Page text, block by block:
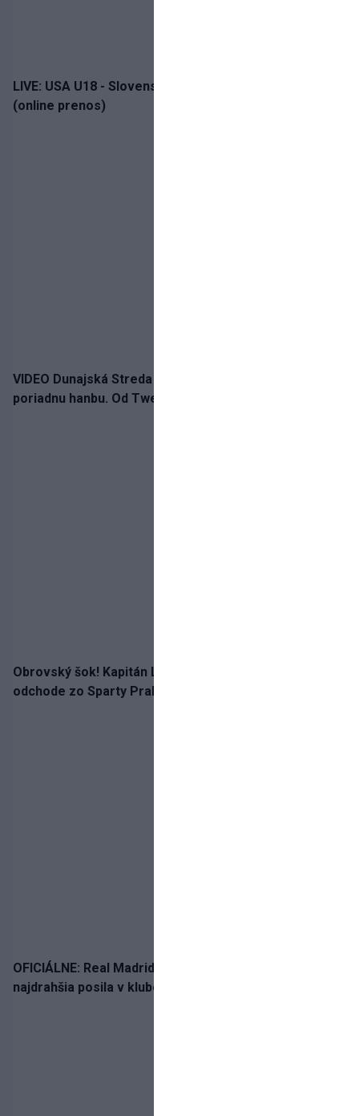
LIVE: USA U18 - Slovensko U18 / Hlinka-Gretzky Cup
(online prenos)
VIDEO Dunajská Streda si narobila v Holandsku
poriadnu hanbu. Od Twente inkasovala poltucet
Obrovský šok! Kapitán Lukáš Haraslín je údajne na
odchode zo Sparty Praha
OFICIÁLNE: Real Madrid rozbil bank. Z Lipska prichádza
najdrahšia posila v klubovej histórii